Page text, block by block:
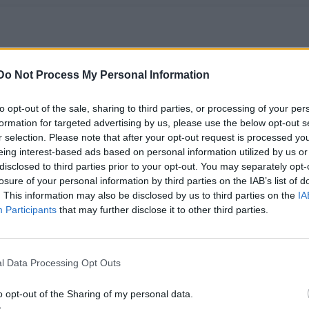
Not Process My Personal Information
opt-out of the sale, sharing to third parties, or processing of your
for targeted advertising by us, please use the below opt-out
selection. Please note that after your opt-out request is processed
interest-based ads based on personal information utilized by us
to third parties prior to your opt-out. You may separately
of your personal information by third parties on the IAB’s list of
This information may also be disclosed by us to third parties on the
Participants that may further disclose it to other third parties.
Data Processing Opt Outs
opt-out of the Sharing of my personal data.
cet ouvrage met les femmes à l’honneur. Chaque
du rugby, nous prend par la main pour nous faire
à son cœur (une épouse, une mère, une sœur, …)